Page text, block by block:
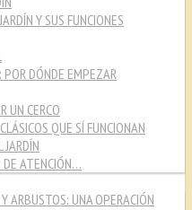
Y SUS FUNCIONES
POR DÓNDE EMPEZAR
UN CERCO
QUE SÍ FUNCIONAN
JARDÍN
DE ATENCIÓN…
ARBUSTOS: UNA OPERACIÓN